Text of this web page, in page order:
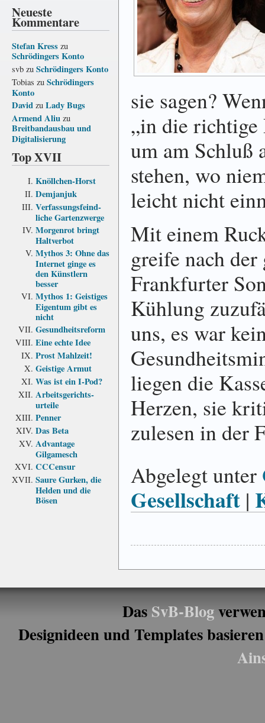
Neueste
Kommentare
Stefan Kress zu
Schrödingers Konto
svb zu Schrödingers Konto
Tobias zu Schrödingers
Konto
David zu Lady Bugs
Armend Aliu zu
Breitbandausbau und
Digitalisierung
Top XVII
Knöllchen-Horst
Demjanjuk
Verfassungs­feind­
liche Garten­zwerge
Morgenrot bringt
Haltverbot
Mythos 3: Ohne das
Internet ginge es
den Künstlern
besser
Mythos 1: Geistiges
Eigentum gibt es
nicht
Gesundheits­reform
Eine echte Idee
Prost Mahlzeit!
Geistige Armut
Was ist ein I-Pod?
Arbeits­gerichts­
urteile
Penner
Das Beta
Advantage
Gilgamesch
CCCensur
Saure Gurken, die
Helden und die
Bösen
sie sagen?
„in die richtige
um am Schluß
stehen, wo
leicht nicht
Mit einem
greife nach
Frank­furter
Kühlung
uns, es war
liegen die
Herzen, sie
zu­lesen in der
Abgelegt unter
Gesellschaft |
DasSvB-Blog
Designideen und Templates